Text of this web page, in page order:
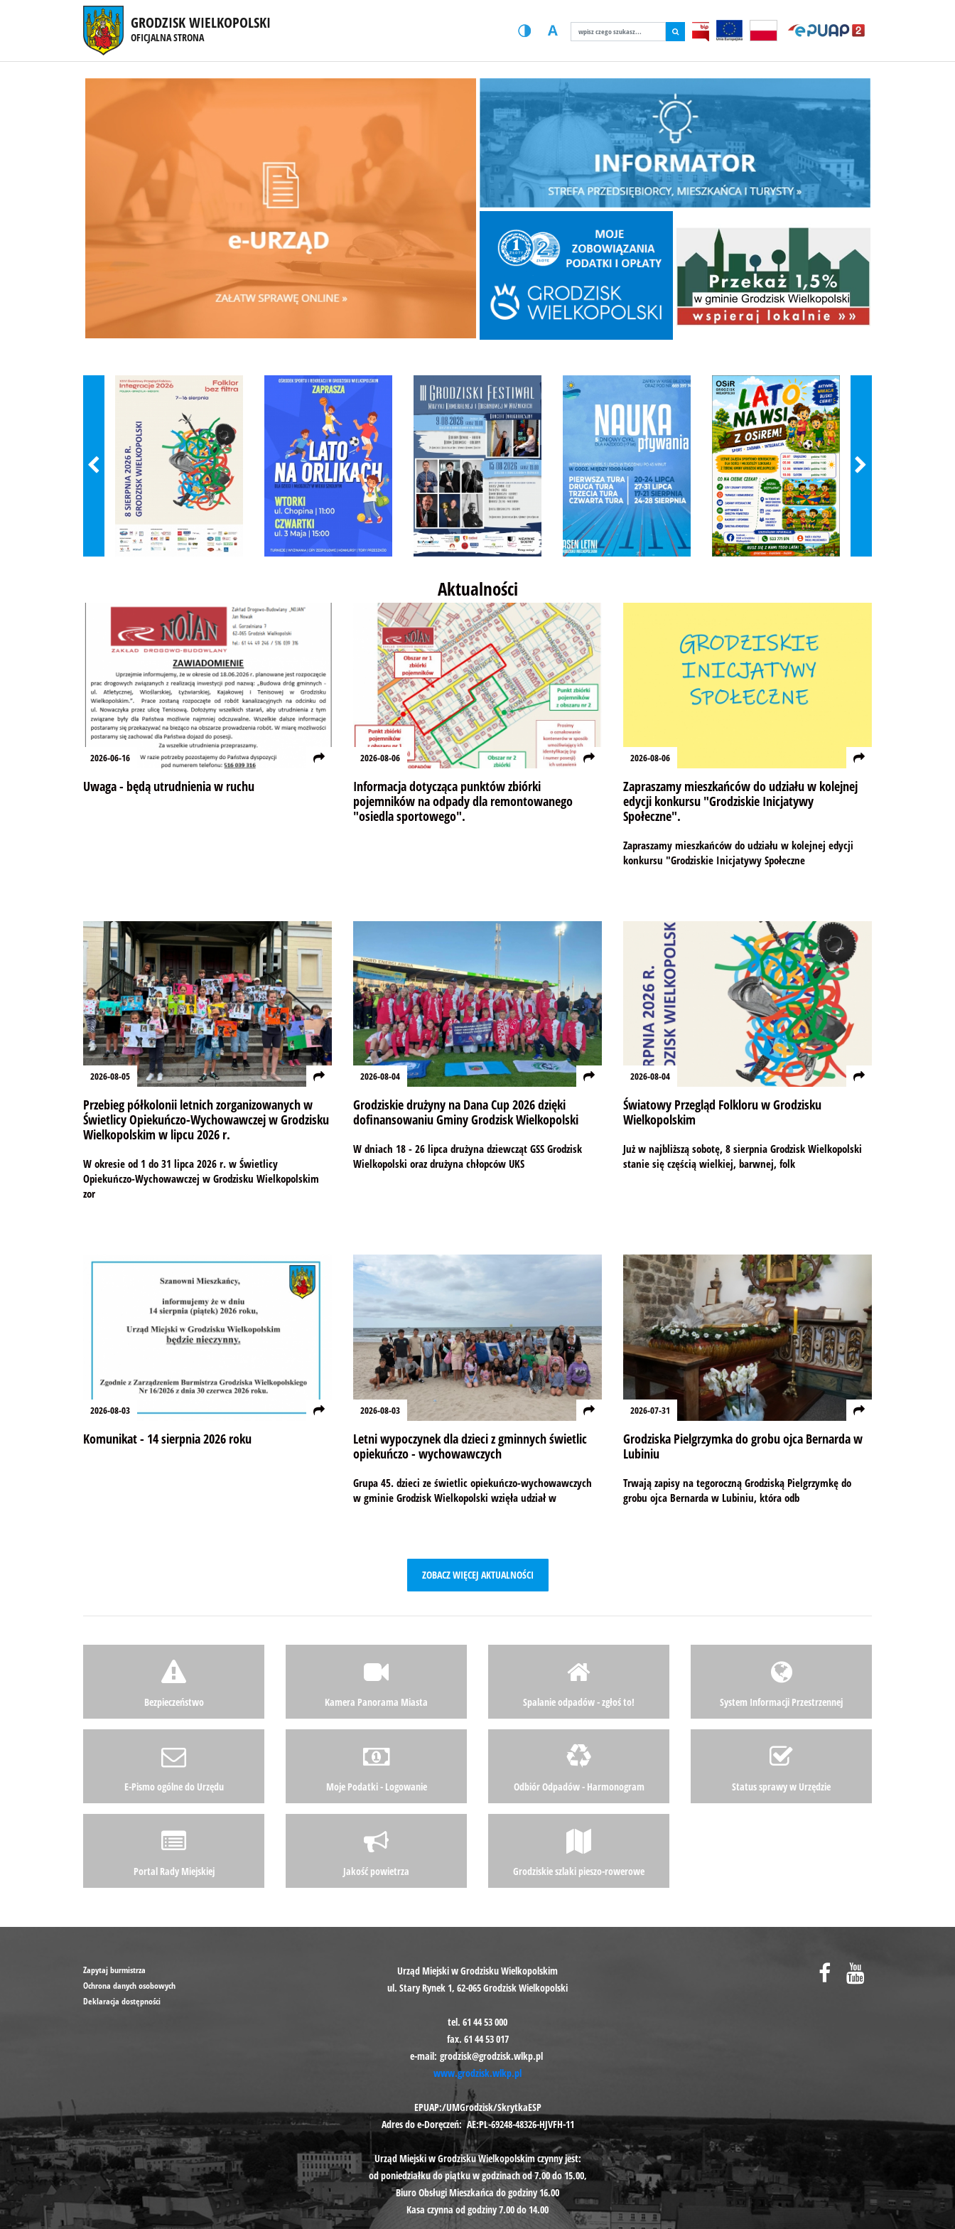
GRODZISK WIELKOPOLSKI
OFICJALNA STRONA
Aktualności
2026-06-16
Uwaga - będą utrudnienia w ruchu
2026-08-06
Informacja dotycząca punktów zbiórki
pojemników na odpady dla remontowanego
"osiedla sportowego".
2026-08-06
Zapraszamy mieszkańców do udziału w kolejnej
edycji konkursu "Grodziskie Inicjatywy
Społeczne".
Zapraszamy mieszkańców do udziału w kolejnej edycji
konkursu "Grodziskie Inicjatywy Społeczne
2026-08-05
Przebieg półkolonii letnich zorganizowanych w
Świetlicy Opiekuńczo-Wychowawczej w Grodzisku
Wielkopolskim w lipcu 2026 r.
W okresie od 1 do 31 lipca 2026 r. w Świetlicy
Opiekuńczo-Wychowawczej w Grodzisku Wielkopolskim
zor
2026-08-04
Grodziskie drużyny na Dana Cup 2026 dzięki
dofinansowaniu Gminy Grodzisk Wielkopolski
W dniach 18 - 26 lipca drużyna dziewcząt GSS Grodzisk
Wielkopolski oraz drużyna chłopców UKS
2026-08-04
Światowy Przegląd Folkloru w Grodzisku
Wielkopolskim
Już w najbliższą sobotę, 8 sierpnia Grodzisk Wielkopolski
stanie się częścią wielkiej, barwnej, folk
2026-08-03
Komunikat - 14 sierpnia 2026 roku
2026-08-03
Letni wypoczynek dla dzieci z gminnych świetlic
opiekuńczo - wychowawczych
Grupa 45. dzieci ze świetlic opiekuńczo-wychowawczych
w gminie Grodzisk Wielkopolski wzięła udział w
2026-07-31
Grodziska Pielgrzymka do grobu ojca Bernarda w
Lubiniu
Trwają zapisy na tegoroczną Grodziską Pielgrzymkę do
grobu ojca Bernarda w Lubiniu, która odb
ZOBACZ WIĘCEJ AKTUALNOŚCI
Bezpieczeństwo Kamera Panorama Miasta Spalanie odpadów - zgłoś to! System Informacji Przestrzennej
E-Pismo ogólne do Urzędu Moje Podatki - Logowanie Odbiór Odpadów - Harmonogram Status sprawy w Urzędzie
Portal Rady Miejskiej Jakość powietrza Grodziskie szlaki pieszo-rowerowe
Zapytaj burmistrza
Ochrona danych osobowych
Deklaracja dostępności
Urząd Miejski w Grodzisku Wielkopolskim
ul. Stary Rynek 1, 62-065 Grodzisk Wielkopolski
tel. 61 44 53 000
fax. 61 44 53 017
e-mail: grodzisk@grodzisk.wlkp.pl
www.grodzisk.wlkp.pl
EPUAP:/UMGrodzisk/SkrytkaESP
Adres do e-Doręczeń: AE:PL-69248-48326-HJVFH-11
Urząd Miejski w Grodzisku Wielkopolskim czynny jest:
od poniedziałku do piątku w godzinach od 7.00 do 15.00,
Biuro Obsługi Mieszkańca do godziny 16.00​​​​​​​
Kasa czynna od godziny 7.00 do 14.00